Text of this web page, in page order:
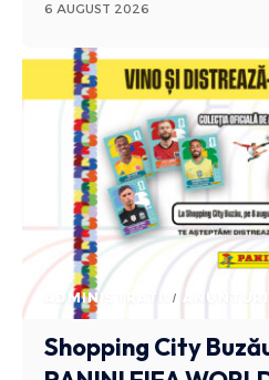
6 AUGUST 2026
ADMINISTRATIV
Shopping City